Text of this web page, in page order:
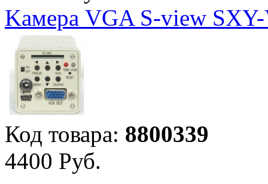
Kамера VGA S-view
Код товара: 8800339
4400 Руб.